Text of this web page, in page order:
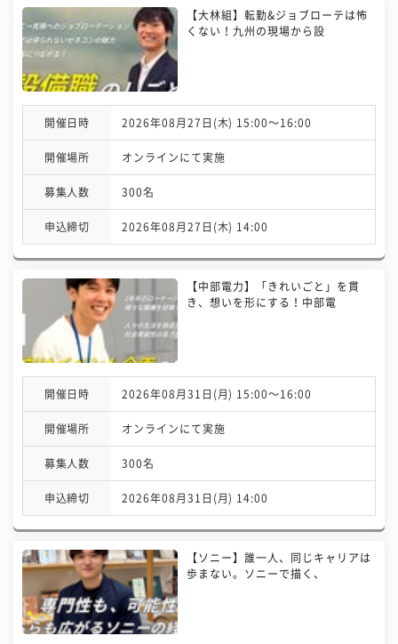
【大林組】転勤&ジョブローテは怖
くない！九州の現場から設
開催日時 2026年08月27日(木) 15:00〜16:00
開催場所 オンラインにて実施
募集人数 300名
申込締切 2026年08月27日(木) 14:00
【中部電力】「きれいごと」を貫
き、想いを形にする！中部電
開催日時 2026年08月31日(月) 15:00〜16:00
開催場所 オンラインにて実施
募集人数 300名
申込締切 2026年08月31日(月) 14:00
【ソニー】誰一人、同じキャリアは
歩まない。ソニーで描く、